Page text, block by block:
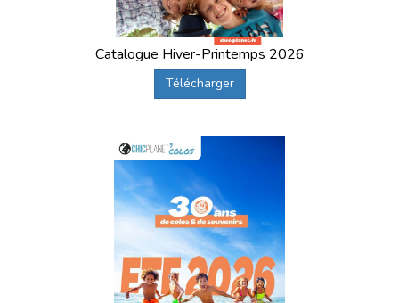
Catalogue Hiver-Printemps 2026
Télécharger